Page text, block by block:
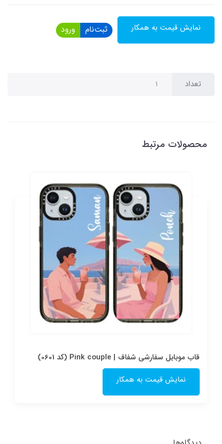
نمایش قیمت به همکار ثبت‌نام ورود
تعداد
محصولات مرتبط
قاب موبایل سفارشی شفاف | Pink couple (کد 0601)
نمایش قیمت به همکار